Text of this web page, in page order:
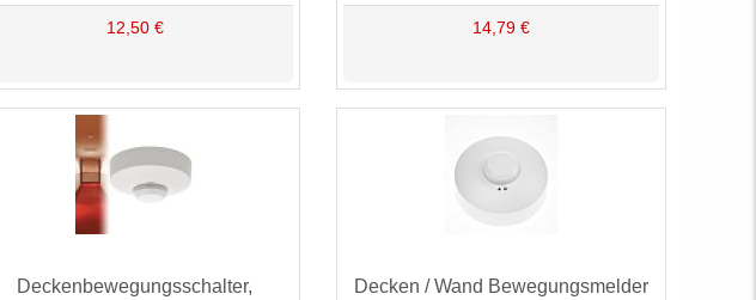
12,50 € 14,79 €
Deckenbewegungsschalter,
Decken / Wand Bewegungsmelder